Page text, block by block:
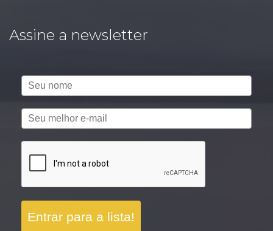
Assine a newsletter
Entrar para a lista!